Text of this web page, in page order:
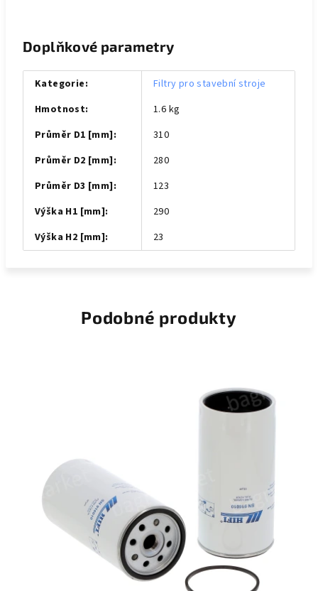
Doplňkové parametry
Kategorie:
Filtry pro stavební stroje
Hmotnost:
1.6 kg
Průměr D1 [mm]:
310
Průměr D2 [mm]:
280
Průměr D3 [mm]:
123
Výška H1 [mm]:
290
Výška H2 [mm]: 23
Podobné produkty